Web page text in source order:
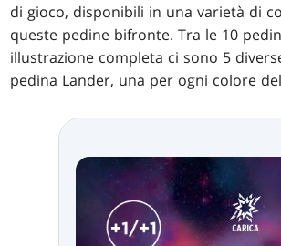
di gioco, disponibili in una varietà di
queste pedine bifronte. Tra le 10
illustrazione completa ci sono 5
pedina Lander, una per ogni colore